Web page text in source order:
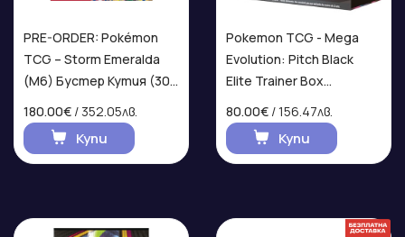
PRE-ORDER: Pokémon
TCG – Storm Emeralda
(M6) Бустер Кутия (30
издание
180.00€ / 352.05лв.
Купи
Pokemon TCG - Mega
Evolution: Pitch Black
Elite Trainer Box
80.00€ / 156.47лв.
Купи